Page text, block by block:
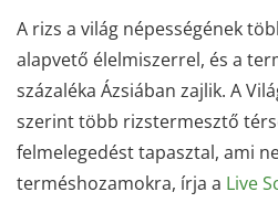
A rizs a világ népességének
alapvető élelmiszerrel, és a
százaléka Ázsiában zajlik. A
szerint több rizstermesztő
felmelegedést tapasztal, ami
terméshozamokra, írja a Live